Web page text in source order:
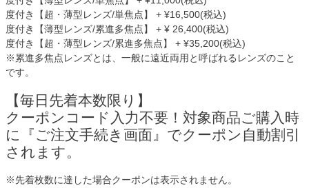
度付き【超・薄型レンズ/単焦点】 + ¥16,500(税込)
度付き【薄型レンズ/累進多焦点】 + ¥ 26,400(税込)
度付き【超・薄型レンズ/累進多焦点】 + ¥35,200(税込)
※累進多焦点レンズとは、一般に遠近両用と呼ばれるレンズのこと
です。
【毎日先着本数限り】
クーポンコード入力不要！対象商品ご購入時
に
『ご注文手続き画面』 でクーポン自動割引
されます。
※先着枚数に達した場合クーポンは表示されません。